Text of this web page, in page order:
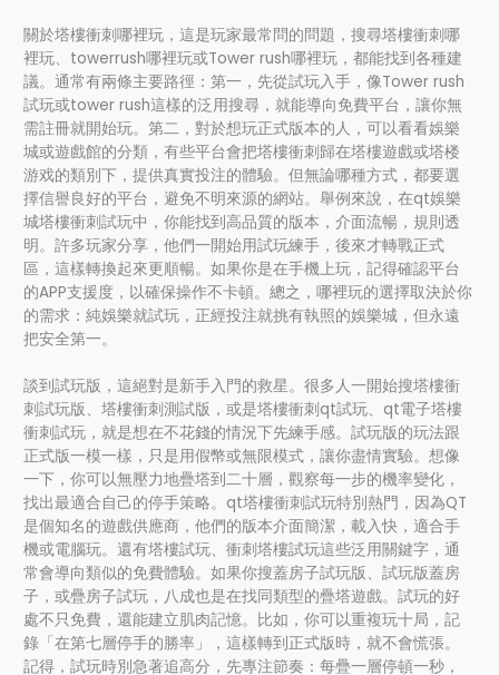
關於塔樓衝刺哪裡玩，這是玩家最常問的問題，搜尋塔樓衝刺哪
裡玩、towerrush哪裡玩或Tower rush哪裡玩，都能找到各種建
議。通常有兩條主要路徑：第一，先從試玩入手，像Tower rush
試玩或tower rush這樣的泛用搜尋，就能導向免費平台，讓你無
需註冊就開始玩。第二，對於想玩正式版本的人，可以看看娛樂
城或遊戲館的分類，有些平台會把塔樓衝刺歸在塔樓遊戲或塔楼
游戏的類別下，提供真實投注的體驗。但無論哪種方式，都要選
擇信譽良好的平台，避免不明來源的網站。舉例來說，在qt娛樂
城塔樓衝刺試玩中，你能找到高品質的版本，介面流暢，規則透
明。許多玩家分享，他們一開始用試玩練手，後來才轉戰正式
區，這樣轉換起來更順暢。如果你是在手機上玩，記得確認平台
的APP支援度，以確保操作不卡頓。總之，哪裡玩的選擇取決於你
的需求：純娛樂就試玩，正經投注就挑有執照的娛樂城，但永遠
把安全第一。
談到試玩版，這絕對是新手入門的救星。很多人一開始搜塔樓衝
刺試玩版、塔樓衝刺測試版，或是塔樓衝刺qt試玩、qt電子塔樓
衝刺試玩，就是想在不花錢的情況下先練手感。試玩版的玩法跟
正式版一模一樣，只是用假幣或無限模式，讓你盡情實驗。想像
一下，你可以無壓力地疊塔到二十層，觀察每一步的機率變化，
找出最適合自己的停手策略。qt塔樓衝刺試玩特別熱門，因為QT
是個知名的遊戲供應商，他們的版本介面簡潔，載入快，適合手
機或電腦玩。還有塔樓試玩、衝刺塔樓試玩這些泛用關鍵字，通
常會導向類似的免費體驗。如果你搜蓋房子試玩版、試玩版蓋房
子，或疊房子試玩，八成也是在找同類型的疊塔遊戲。試玩的好
處不只免費，還能建立肌肉記憶。比如，你可以重複玩十局，記
錄「在第七層停手的勝率」，這樣轉到正式版時，就不會慌張。
記得，試玩時別急著追高分，先專注節奏：每疊一層停頓一秒，